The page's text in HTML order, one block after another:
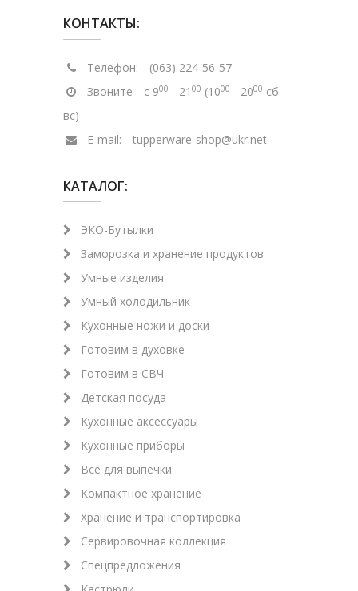
КОНТАКТЫ:
Телефон:
(063) 224-56-57
Звоните
с 900 - 21 00 (1000 - 2000 сб-
вс)
E-mail:
tupperware-shop@ukr.net
КАТАЛОГ:
ЭКО-Бутылки
Заморозка и хранение продуктов
Умные изделия
Умный холодильник
Кухонные ножи и доски
Готовим в духовке
Готовим в СВЧ
Детская посуда
Кухонные аксессуары
Кухонные приборы
Все для выпечки
Компактное хранение
Хранение и транспортировка
Сервировочная коллекция
Спецпредложения